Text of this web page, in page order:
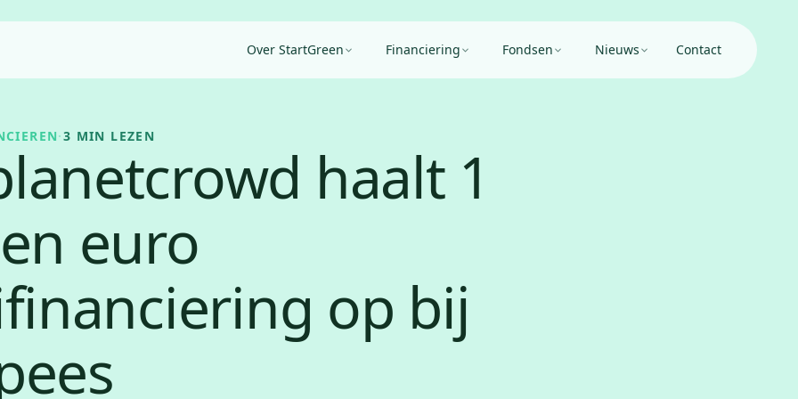
Over StartGreen Financiering Fondsen Nieuws Contact
·3 MIN LEZEN
haalt 1
euro
op bij